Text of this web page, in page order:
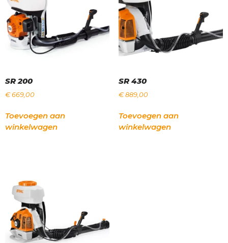
SR 200
€669,00
Toevoegen aan
winkelwagen
SR 430
€889,00
Toevoegen aan
winkelwagen